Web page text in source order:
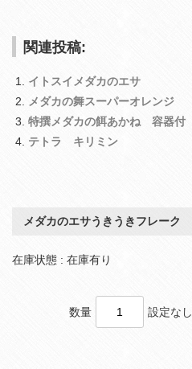
関連投稿:
イトスイメダカのエサ
メダカの舞スーパーオレンジ
特撰メダカの餌あかね 容器付
テトラ キリミン
メダカのエサうきうきフレーク
在庫状態 : 在庫有り
数量 設定なし